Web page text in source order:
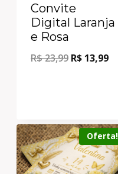
Convite
Digital Laranja
e Rosa
R$23,99 R$ 13,99
Oferta!